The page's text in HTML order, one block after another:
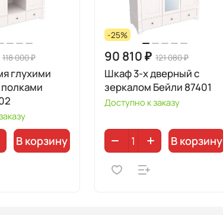
118 000 ₽
глухими
В корзину
-25%
90 810 ₽ 121 080 ₽
Шкаф 3-х дверный с
зеркалом Бейли 87401
Доступно к заказу
В корзину